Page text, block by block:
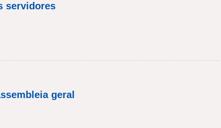
servidores
geral